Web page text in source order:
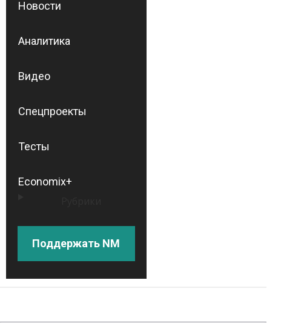
Новости
Аналитика
Видео
Спецпроекты
Тесты
Economix+
Поддержать NM